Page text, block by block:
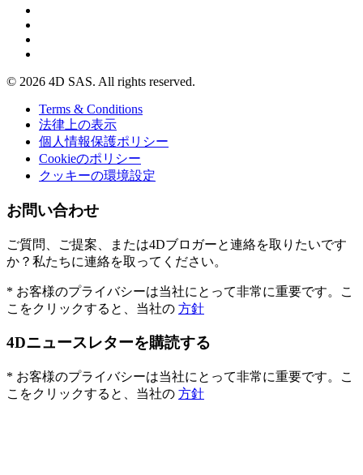
© 2026 4D SAS. All rights reserved.
Terms & Conditions
法律上の表示
個人情報保護ポリシー
Cookieのポリシー
クッキーの環境設定
お問い合わせ
ご質問、ご提案、または4Dブロガーと連絡を取りたいです
か？私たちに連絡を取ってください。
* お客様のプライバシーは当社にとって非常に重要です。こ
こをクリックすると、当社の 方針
4Dニュースレターを購読する
* お客様のプライバシーは当社にとって非常に重要です。こ
こをクリックすると、当社の 方針